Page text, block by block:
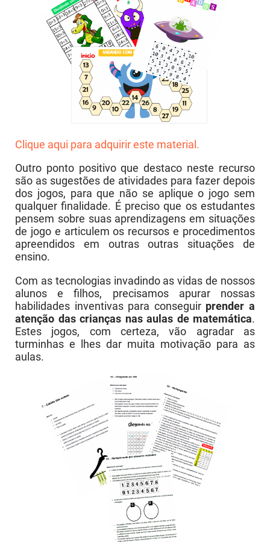
Clique aqui para adquirir este material.
Outro ponto positivo que destaco neste recurso
são as sugestões de atividades para fazer depois
dos jogos, para que não se aplique o jogo sem
qualquer finalidade. É preciso que os estudantes
pensem sobre suas aprendizagens em situações
de jogo e articulem os recursos e procedimentos
apreendidos em outras outras situações de
ensino.
Com as tecnologias invadindo as vidas de nossos
alunos e filhos, precisamos apurar nossas
habilidades inventivas para conseguir prender a
atenção das crianças nas aulas de matemática.
Estes jogos, com certeza, vão agradar as
turminhas e lhes dar muita motivação para as
aulas.